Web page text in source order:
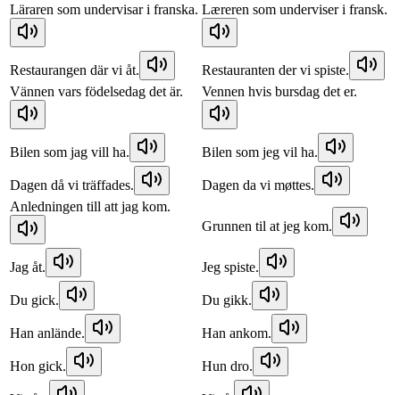
Läraren som undervisar i franska. Læreren som underviser i fransk.
Restaurangen där vi åt.
Restauranten der vi spiste.
Vännen vars födelsedag det är.
Vennen hvis bursdag det er.
Bilen som jag vill ha. Bilen som jeg vil ha.
Dagen då vi träffades.
Dagen da vi møttes.
Anledningen till att jag kom.
Grunnen til at jeg kom.
Jag åt. Jeg spiste.
Du gick. Du gikk.
Han anlände. Han ankom.
Hon gick. Hun dro.